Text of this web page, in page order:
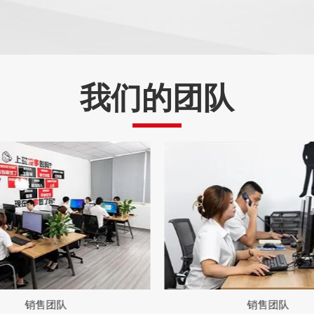
我们的团队
销售团队 销售团队